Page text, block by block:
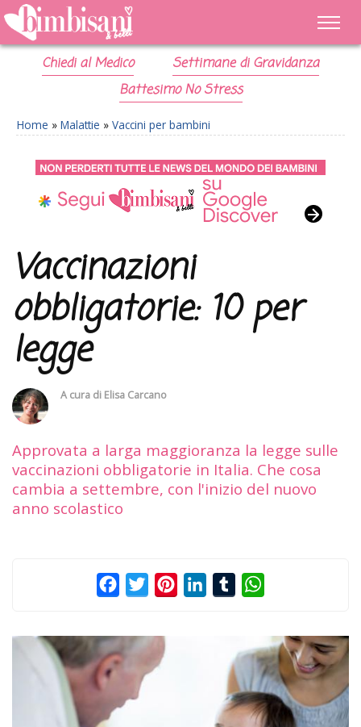
Chiedi al Medico
Settimane di Gravidanza
Battesimo No Stress
Home » Malattie » Vaccini per bambini
Vaccinazioni
obbligatorie: 10 per
legge
A cura di Elisa Carcano
Approvata a larga maggioranza la legge sulle
vaccinazioni obbligatorie in Italia. Che cosa
cambia a settembre, con l'inizio del nuovo
anno scolastico
FacebookTwitterPinterestLinkedInTumblr